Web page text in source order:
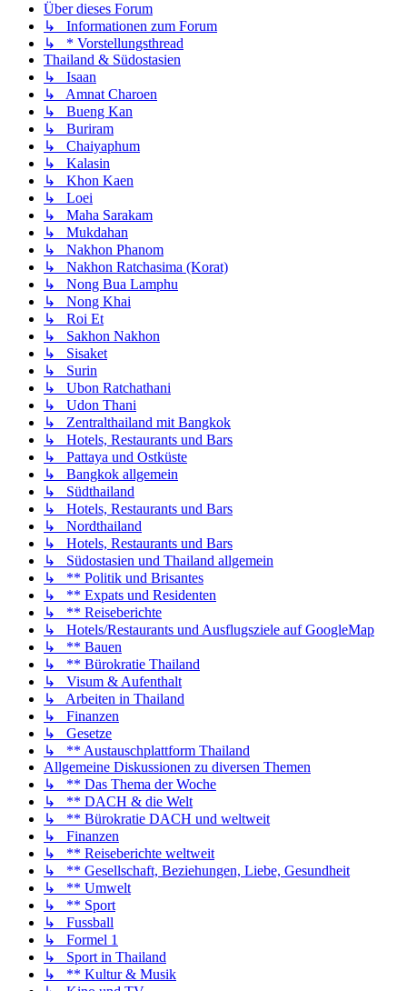
Über dieses Forum
↳ Informationen zum Forum
↳ * Vorstellungsthread
Thailand & Südostasien
↳ Isaan
↳ Amnat Charoen
↳ Bueng Kan
↳ Buriram
↳ Chaiyaphum
↳ Kalasin
↳ Khon Kaen
↳ Loei
↳ Maha Sarakam
↳ Mukdahan
↳ Nakhon Phanom
↳ Nakhon Ratchasima (Korat)
↳ Nong Bua Lamphu
↳ Nong Khai
↳ Roi Et
↳ Sakhon Nakhon
↳ Sisaket
↳ Surin
↳ Ubon Ratchathani
↳ Udon Thani
↳ Zentralthailand mit Bangkok
↳ Hotels, Restaurants und Bars
↳ Pattaya und Ostküste
↳ Bangkok allgemein
↳ Südthailand
↳ Hotels, Restaurants und Bars
↳ Nordthailand
↳ Hotels, Restaurants und Bars
↳ Südostasien und Thailand allgemein
↳ ** Politik und Brisantes
↳ ** Expats und Residenten
↳ ** Reiseberichte
↳ Hotels/Restaurants und Ausflugsziele auf GoogleMap
↳ ** Bauen
↳ ** Bürokratie Thailand
↳ Visum & Aufenthalt
↳ Arbeiten in Thailand
↳ Finanzen
↳ Gesetze
↳ ** Austauschplattform Thailand
Allgemeine Diskussionen zu diversen Themen
↳ ** Das Thema der Woche
↳ ** DACH & die Welt
↳ ** Bürokratie DACH und weltweit
↳ Finanzen
↳ ** Reiseberichte weltweit
↳ ** Gesellschaft, Beziehungen, Liebe, Gesundheit
↳ ** Umwelt
↳ ** Sport
↳ Fussball
↳ Formel 1
↳ Sport in Thailand
↳ ** Kultur & Musik